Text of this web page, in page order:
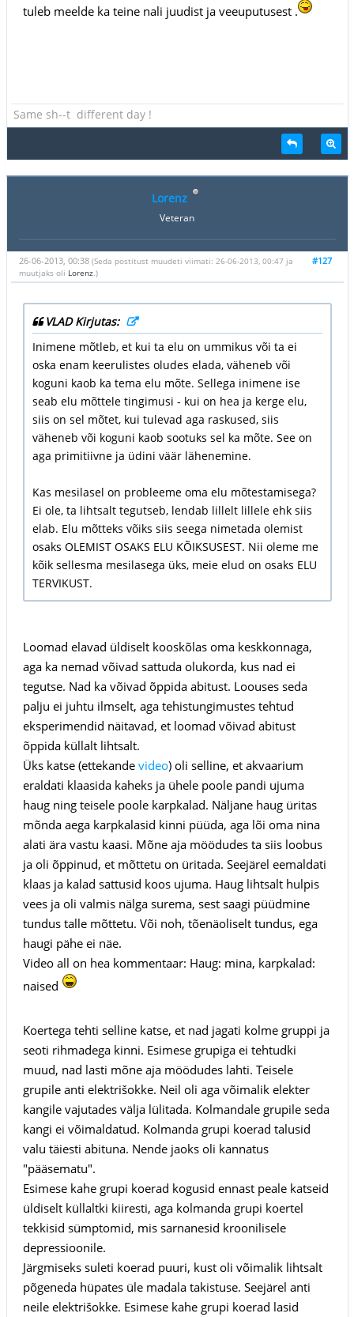
tuleb meelde ka teine nali juudist ja veeuputusest .
Same sh--t different day !
Lorenz
Veteran
#127
26-06-2013, 00:38 (Seda postitust muudeti viimati: 26-06-2013, 00:47 ja
muutjaks oli Lorenz.)
VLAD Kirjutas:
Inimene mõtleb, et kui ta elu on ummikus või ta ei
oska enam keerulistes oludes elada, väheneb või
koguni kaob ka tema elu mõte. Sellega inimene ise
seab elu mõttele tingimusi - kui on hea ja kerge elu,
siis on sel mõtet, kui tulevad aga raskused, siis
väheneb või koguni kaob sootuks sel ka mõte. See on
aga primitiivne ja üdini väär lähenemine.
Kas mesilasel on probleeme oma elu mõtestamisega?
Ei ole, ta lihtsalt tegutseb, lendab lillelt lillele ehk siis
elab. Elu mõtteks võiks siis seega nimetada olemist
osaks OLEMIST OSAKS ELU KÕIKSUSEST. Nii oleme me
kõik sellesma mesilasega üks, meie elud on osaks ELU
TERVIKUST.
Loomad elavad üldiselt kooskõlas oma keskkonnaga,
aga ka nemad võivad sattuda olukorda, kus nad ei
tegutse. Nad ka võivad õppida abitust. Loouses seda
palju ei juhtu ilmselt, aga tehistungimustes tehtud
eksperimendid näitavad, et loomad võivad abitust
õppida küllalt lihtsalt.
Üks katse (ettekande video) oli selline, et akvaarium
eraldati klaasida kaheks ja ühele poole pandi ujuma
haug ning teisele poole karpkalad. Näljane haug üritas
mõnda aega karpkalasid kinni püüda, aga lõi oma nina
alati ära vastu kaasi. Mõne aja möödudes ta siis loobus
ja oli õppinud, et mõttetu on üritada. Seejärel eemaldati
klaas ja kalad sattusid koos ujuma. Haug lihtsalt hulpis
vees ja oli valmis nälga surema, sest saagi püüdmine
tundus talle mõttetu. Või noh, tõenäoliselt tundus, ega
haugi pähe ei näe.
Video all on hea kommentaar: Haug: mina, karpkalad:
naised
Koertega tehti selline katse, et nad jagati kolme gruppi ja
seoti rihmadega kinni. Esimese grupiga ei tehtudki
muud, nad lasti mõne aja möödudes lahti. Teisele
grupile anti elektrišokke. Neil oli aga võimalik elekter
kangile vajutades välja lülitada. Kolmandale grupile seda
kangi ei võimaldatud. Kolmanda grupi koerad talusid
valu täiesti abituna. Nende jaoks oli kannatus
"pääsematu".
Esimese kahe grupi koerad kogusid ennast peale katseid
üldiselt küllaltki kiiresti, aga kolmanda grupi koertel
tekkisid sümptomid, mis sarnanesid kroonilisele
depressioonile.
Järgmiseks suleti koerad puuri, kust oli võimalik lihtsalt
põgeneda hüpates üle madala takistuse. Seejärel anti
neile elektrišokke. Esimese kahe grupi koerad lasid